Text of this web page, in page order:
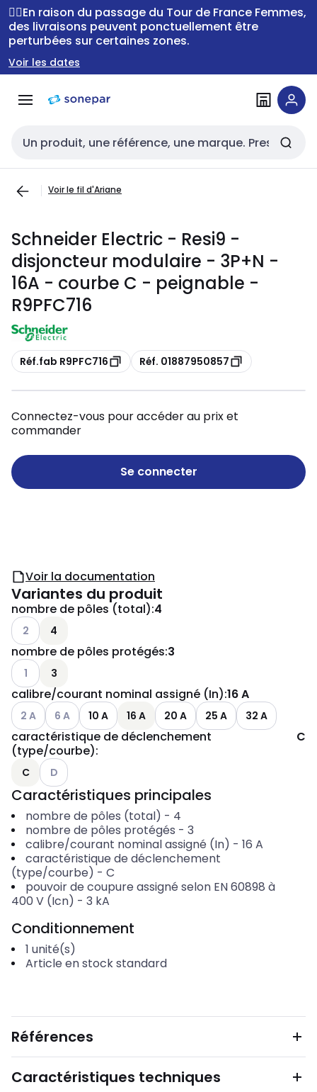
Passer à la
navigation
Passer
au
contenu
🚴‍♂️En raison du passage du Tour de France Femmes,
des livraisons peuvent ponctuellement être
perturbées sur certaines zones.
Voir les dates
Entrée de recherche
Voir le fil d'Ariane
Schneider Electric - Resi9 -
disjoncteur modulaire - 3P+N -
16A - courbe C - peignable -
R9PFC716
Copie
Réf.fab R9PFC716 Copie
Réf. 01887950857
Connectez-vous pour accéder au prix et
commander
Se connecter
Voir la documentation
Variantes du produit
nombre de pôles (total):4
Voir les options disponibles
2 4
nombre de pôles protégés:3
Voir les options disponibles
1 3
calibre/courant nominal assigné (In):16 A
Voir les options disponibles
2 A Voir les options disponibles
6 A 10 A 16 A 20 A 25 A 32 A
caractéristique de déclenchement
(type/courbe):
C
C Voir les options disponibles
D
Caractéristiques principales
nombre de pôles (total) - 4
nombre de pôles protégés - 3
calibre/courant nominal assigné (In) - 16 A
caractéristique de déclenchement
(type/courbe) - C
pouvoir de coupure assigné selon EN 60898 à
400 V (Icn) - 3 kA
Conditionnement
1 unité(s)
Article en stock standard
Références
Caractéristiques techniques